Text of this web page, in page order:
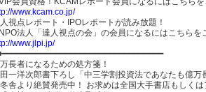
www.kcam.co.jp/
視点レポート・IPOレポートが読み放題！
法人「達人視点の会」の会員になるにはこちらを
www.jlpi.jp/
長者になるための処方箋！
一洋次郎書下ろし「中三学割投資法であなたも億万
舎より絶賛発売中！ お求めは全国大手書店もしくは